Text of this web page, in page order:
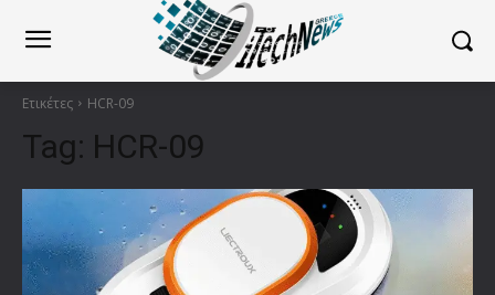
Ετικέτες HCR-09
Tag: HCR-09